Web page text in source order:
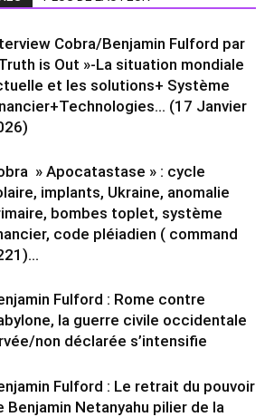
Cobra/Benjamin Fulford par
is Out »-La situation mondiale
et les solutions+ Système
(17 Janvier
» Apocatastase » : cycle
implants, Ukraine, anomalie
bombes toplet, système
code pléiadien ( command
Fulford : Rome contre
la guerre civile occidentale
non déclarée s’intensifie
Fulford : Le retrait du pouvoir
Benjamin Netanyahu pilier de la